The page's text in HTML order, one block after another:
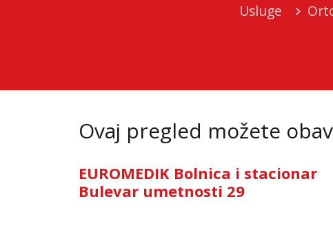
Usluge
Ovaj pregled možete
EUROMEDIK Bolnica i stacionar
Bulevar umetnosti 29